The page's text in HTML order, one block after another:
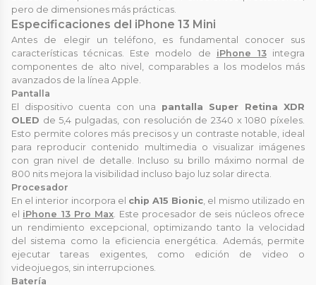
pero de dimensiones más prácticas.
Especificaciones del iPhone 13 Mini
Antes de elegir un teléfono, es fundamental conocer sus
características técnicas. Este modelo de iPhone 13integra
componentes de alto nivel, comparables a los modelos más
avanzados de la línea Apple.
Pantalla
El dispositivo cuenta con una pantalla Super Retina XDR
OLED de 5,4 pulgadas, con resolución de 2340 x 1080 píxeles.
Esto permite colores más precisos y un contraste notable, ideal
para reproducir contenido multimedia o visualizar imágenes
con gran nivel de detalle. Incluso su brillo máximo normal de
800 nits mejora la visibilidad incluso bajo luz solar directa.
Procesador
En el interior incorpora el chip A15 Bionic , el mismo utilizado en
el iPhone 13 Pro Max . Este procesador de seis núcleos ofrece
un rendimiento excepcional, optimizando tanto la velocidad
del sistema como la eficiencia energética. Además, permite
ejecutar tareas exigentes, como edición de video o
videojuegos, sin interrupciones.
Batería